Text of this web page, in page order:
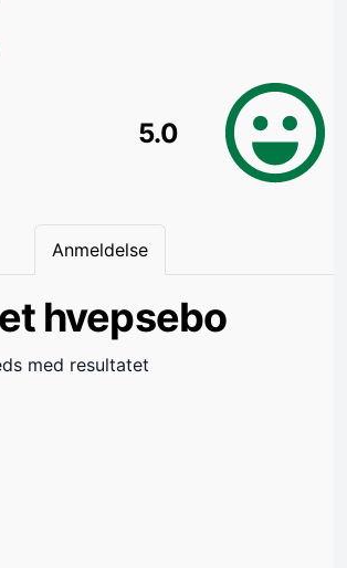
5.0
Anmeldelse
hvepsebo
med resultatet